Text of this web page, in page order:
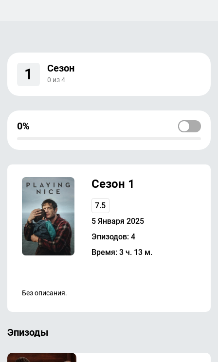
1 Сезон
0 из4
0%
Сезон 1
7.5
5 Января 2025
Эпизодов: 4
Время: 3 ч. 13 м.
Без описания.
Эпизоды